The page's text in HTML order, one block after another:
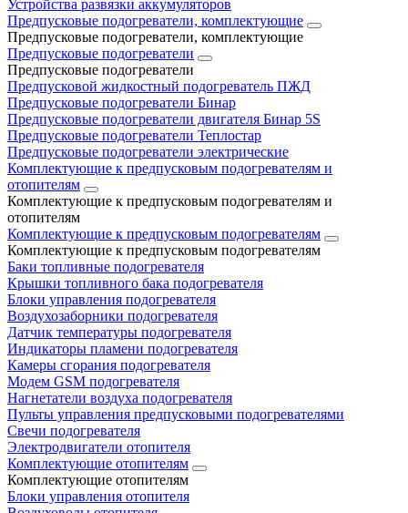
Устройства развязки аккумуляторов
Предпусковые подогреватели, комплектующие
Предпусковые подогреватели, комплектующие
Предпусковые подогреватели
Предпусковые подогреватели
Предпусковой жидкостный подогреватель ПЖД
Предпусковые подогреватели Бинар
Предпусковые подогреватели двигателя Бинар 5S
Предпусковые подогреватели Теплостар
Предпусковые подогреватели электрические
Комплектующие к предпусковым подогревателям и
отопителям
Комплектующие к предпусковым подогревателям и
отопителям
Комплектующие к предпусковым подогревателям
Комплектующие к предпусковым подогревателям
Баки топливные подогревателя
Крышки топливного бака подогревателя
Блоки управления подогревателя
Воздухозаборники подогревателя
Датчик температуры подогревателя
Индикаторы пламени подогревателя
Камеры сгорания подогревателя
Модем GSM подогревателя
Нагнетатели воздуха подогревателя
Пульты управления предпусковыми подогревателями
Свечи подогревателя
Электродвигатели отопителя
Комплектующие отопителям
Комплектующие отопителям
Блоки управления отопителя